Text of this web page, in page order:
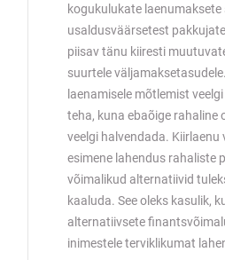
kogukulukate
usaldusväärsetest
piisav tänu kiiresti
suurtele
laenamisele mõtlemist
teha, kuna ebaõige
veelgi halvendada. Kiirlaenu
esimene lahendus rahaliste
võimalikud alternatiivid
kaaluda. See oleks kasulik,
alternatiivsete
inimestele terviklikumat